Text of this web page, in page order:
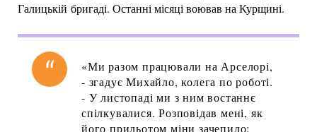
Галицькій бригаді. Останні місяці воював на Курщині.
«Ми разом працювали на Арселорі,
- згадує Михайло, колега по роботі.
- У листопаді ми з ним востаннє
спілкувалися. Розповідав мені, як
його прильотом міни зачепило: